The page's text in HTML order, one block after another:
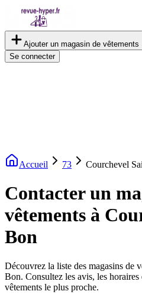
Ajouter un magasin de vêtements
Se connecter
Accueil 73 Courchevel
Contacter un
vêtements à
Bon
Découvrez la liste des magasins de
Bon. Consultez les avis, les
vêtements le plus proche.